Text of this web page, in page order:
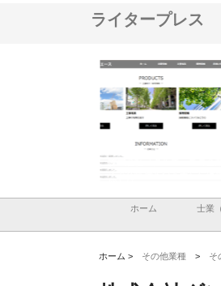
ライタープレス
ホーム 士業
ホーム > その他業種 > そ